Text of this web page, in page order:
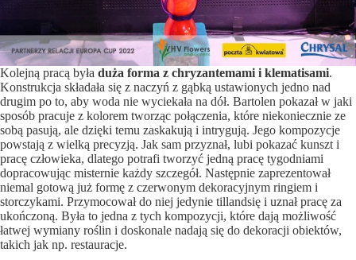
Kolejną pracą była duża forma z chryzantemami i klematisami.
Konstrukcja składała się z naczyń z gąbką ustawionych jedno nad
drugim po to, aby woda nie wyciekała na dół. Bartolen pokazał w jaki
sposób pracuje z kolorem tworząc połączenia, które niekoniecznie ze
sobą pasują, ale dzięki temu zaskakują i intrygują. Jego kompozycje
powstają z wielką precyzją. Jak sam przyznał, lubi pokazać kunszt i
pracę człowieka, dlatego potrafi tworzyć jedną pracę tygodniami
dopracowując misternie każdy szczegół. Następnie zaprezentował
niemal gotową już formę z czerwonym dekoracyjnym ringiem i
storczykami. Przymocował do niej jedynie tillandsię i uznał pracę za
ukończoną. Była to jedna z tych kompozycji, które dają możliwość
łatwej wymiany roślin i doskonale nadają się do dekoracji obiektów,
takich jak np. restauracje.